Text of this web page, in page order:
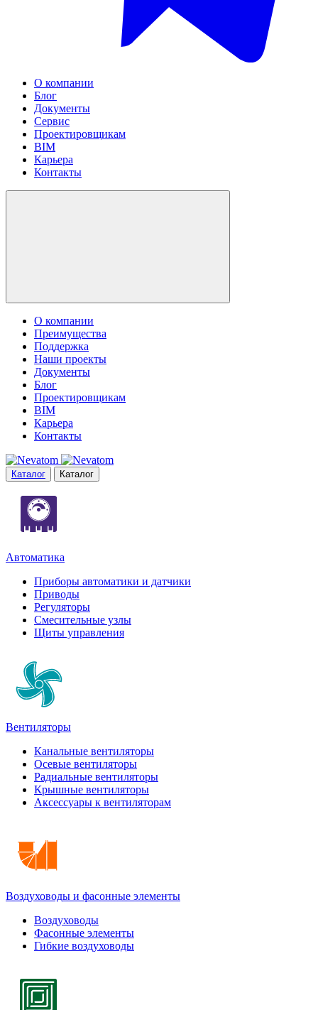
О компании
Блог
Документы
Сервис
Проектировщикам
BIM
Карьера
Контакты
О компании
Преимущества
Поддержка
Наши проекты
Документы
Блог
Проектировщикам
BIM
Карьера
Контакты
Каталог Каталог
Автоматика
Приборы автоматики и датчики
Приводы
Регуляторы
Смесительные узлы
Щиты управления
Вентиляторы
Канальные вентиляторы
Осевые вентиляторы
Радиальные вентиляторы
Крышные вентиляторы
Аксессуары к вентиляторам
Воздуховоды и фасонные элементы
Воздуховоды
Фасонные элементы
Гибкие воздуховоды